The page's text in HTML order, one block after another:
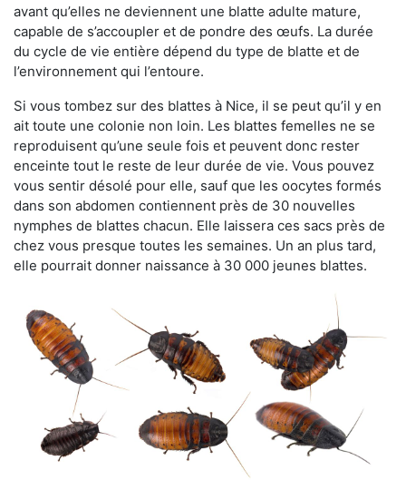
avant qu’elles ne deviennent une blatte adulte mature,
capable de s’accoupler et de pondre des œufs. La durée
du cycle de vie entière dépend du type de blatte et de
l’environnement qui l’entoure.
Si vous tombez sur des blattes à Nice, il se peut qu’il y en
ait toute une colonie non loin. Les blattes femelles ne se
reproduisent qu’une seule fois et peuvent donc rester
enceinte tout le reste de leur durée de vie. Vous pouvez
vous sentir désolé pour elle, sauf que les oocytes formés
dans son abdomen contiennent près de 30 nouvelles
nymphes de blattes chacun. Elle laissera ces sacs près de
chez vous presque toutes les semaines. Un an plus tard,
elle pourrait donner naissance à 30 000 jeunes blattes.